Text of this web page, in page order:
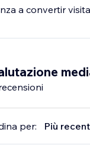
a convertir
per: Più